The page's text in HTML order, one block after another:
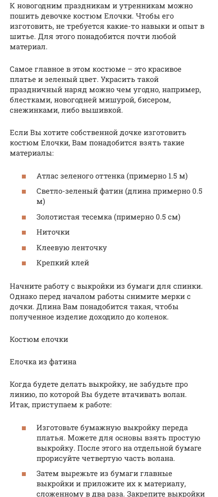
К новогодним праздникам и утренникам можно
пошить девочке костюм Елочки. Чтобы его
изготовить, не требуется какие-то навыки и опыт в
шитье. Для этого понадобится почти любой
материал.
Самое главное в этом костюме – это красивое
платье и зеленый цвет. Украсить такой
праздничный наряд можно чем угодно, например,
блестками, новогодней мишурой, бисером,
снежинками, либо вышивкой.
Если Вы хотите собственной дочке изготовить
костюм Елочки, Вам понадобится взять такие
материалы:
Атлас зеленого оттенка (примерно 1.5 м)
Светло-зеленый фатин (длина примерно 0.5
м)
Золотистая тесемка (примерно 0.5 см)
Ниточки
Клеевую ленточку
Крепкий клей
Начните работу с выкройки из бумаги для спинки.
Однако перед началом работы снимите мерки с
дочки. Длина Вам понадобится такая, чтобы
полученное изделие доходило до коленок.
Костюм елочки
Елочка из фатина
Когда будете делать выкройку, не забудьте про
линию, по которой Вы будете втачивать волан.
Итак, приступаем к работе:
Изготовьте бумажную выкройку переда
платья. Можете для основы взять простую
выкройку. После этого на отдельной бумаге
прорисуйте четвертую часть волана.
Затем вырежьте из бумаги главные
выкройки и приложите их к материалу,
сложенному в два раза. Закрепите выкройки